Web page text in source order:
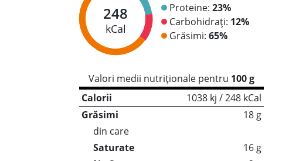
248
kCal
Proteine: 23%
Carbohidrați: 12%
Grăsimi: 65%
Valori medii nutriționale pentru 100 g
Calorii
1038 kj / 248 kCal
Grăsimi
18 g
din care
Saturate
16 g